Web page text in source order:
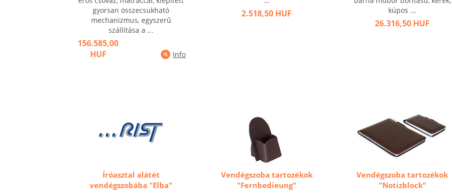
gyorsan összecsukható
mechanizmus, egyszerű
szállítása a ...
156.585,00
HUF
Info
2.518,50 HUF
kúpos ...
26.316,50 HUF
Íróasztal alátét
vendégszobába "Elba"
Vendégszoba tartozékok
"Fernbedieung"
Vendégszoba tartozékok
"Notizblock"